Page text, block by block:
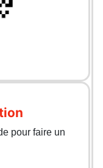
pour faire un